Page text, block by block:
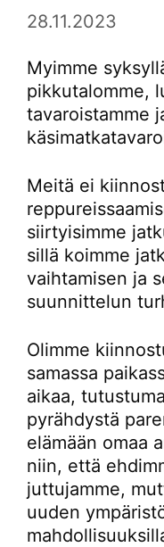
28.11.2023
Myimme
pikkutalomme,
tavaroistamme
Meitä ei
siirtyisimme
sillä koimme
vaihtamisen ja
suunnittelun
Olimme
samassa
aikaa,
pyrähdystä
elämään omaa
niin, että
juttujamme,
uuden